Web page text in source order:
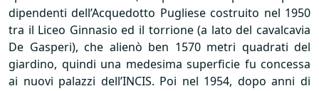
dipendenti dell’Acquedotto Pugliese costruito nel 1950
tra il Liceo Ginnasio ed il torrione (a lato del cavalcavia
De Gasperi), che alienò ben 1570 metri quadrati del
giardino, quindi una medesima superficie fu concessa
ai nuovi palazzi dell’INCIS. Poi nel 1954, dopo anni di